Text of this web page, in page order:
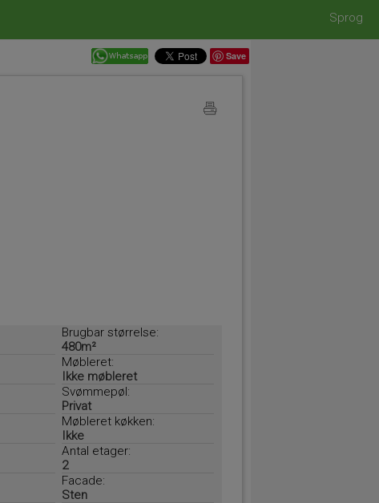
Sprog
Save
Brugbar størrelse:
480m²
Møbleret:
Ikke møbleret
Svømmepøl:
Privat
Møbleret køkken:
Ikke
Antal etager:
2
Facade:
Sten